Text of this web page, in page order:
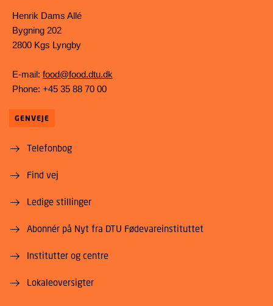
Henrik Dams Allé
Bygning 202
2800 Kgs Lyngby
E-mail: food@food.dtu.dk
Phone: +45 35 88 70 00
GENVEJE
Telefonbog
Find vej
Ledige stillinger
Abonnér på Nyt fra DTU Fødevareinstituttet
Institutter og centre
Lokaleoversigter